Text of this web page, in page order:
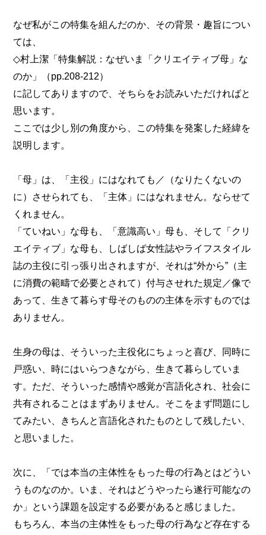
なぜ私がこの特集を組んだのか、その背景・趣旨につい
ては、
◇村上潔「特集解説：なぜいま「クリエイティブ母」な
のか」（pp.208-212）
に記してありますので、そちらをお読みいただければと
思います。
ここでは少し別の角度から、この特集を発案した経緯を
説明します。
「母」は、「主役」にはなれても／（なりたくないの
に）させられても、「主体」にはなれません。ならせて
くれません。
「ていねい」な母も、「意識高い」母も、そして「クリ
エイティブ」な母も、しばしば女性誌やライフスタイル
誌の主役に引っ張り出されますが、それは“外から”（主
に消費の範疇で必要とされて）付与させれた規定／像で
あって、生きて暮らす母そのものの主体を示すものでは
ありません。
生身の母は、そういった主役化にちょっと喜び、同時に
戸惑い、時にはいらつきながら、生きて暮らしていま
す。ただ、そういった感情や感覚が言語化され、社会に
共有されることはまずありません。そこをまず問題にし
てみたい、きちんと言語化されたものとして残したい、
と思いました。
次に、「では本当の主体性をもった母の行為とはどうい
うものなのか。いま、それはどうやったら遂行可能なの
か」という課題を設定する必要があると感じました。
もちろん、本当の主体性をもった母の行為など存在する